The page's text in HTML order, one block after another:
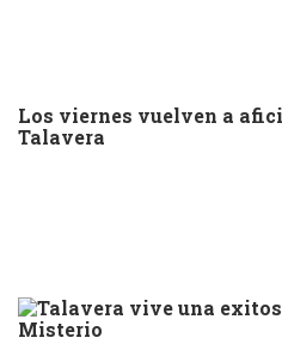
Los viernes vuelven a
Talavera